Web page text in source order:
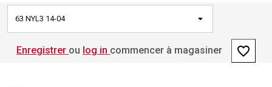
63 NYL3 14-04
Enregistrer ou log in commencer à magasiner favorite_border